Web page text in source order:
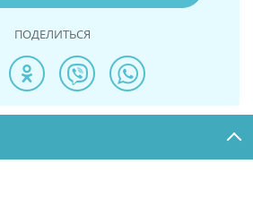
ПОДЕЛИТЬСЯ